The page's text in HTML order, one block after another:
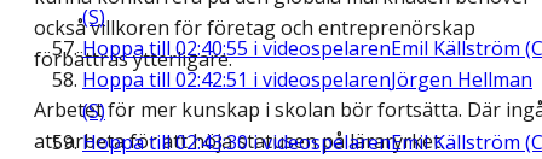
(S)
Hoppa till 02:40:55 i videospelarenEmil Källström
Hoppa till 02:42:51 i videospelarenJörgen Hellman
(S)
Hoppa till02:43:30i videospelarenEmil Källström
också villkoren för företag och entreprenörskap
förbättras ytterligare.
Arbetet för mer kunskap i skolan bör fortsätta. Där
att arbeta för att höja statusen på läraryrket.